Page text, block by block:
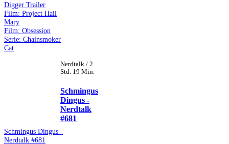
Digger Trailer
Film: Project Hail
Mary
Film: Obsession
Serie: Chainsmoker
Cat
Nerdtalk / 2
Std. 19 Min.
Schmingus
Dingus -
Nerdtalk
#681
Schmingus Dingus -
Nerdtalk #681